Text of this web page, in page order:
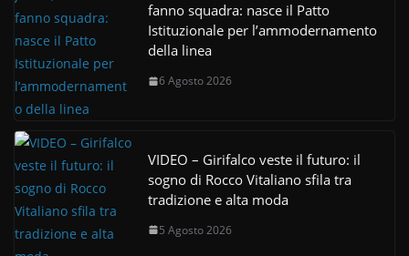
fanno squadra: nasce il Patto
Istituzionale per l’ammodernamento
della linea
6 Agosto 2026
VIDEO – Girifalco veste il futuro: il
sogno di Rocco Vitaliano sfila tra
tradizione e alta moda
5 Agosto 2026